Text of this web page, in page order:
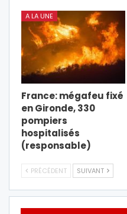
A LA UNE
France: mégafeu fixé
en Gironde, 330
pompiers
hospitalisés
(responsable)
PRÉCÉDENT SUIVANT